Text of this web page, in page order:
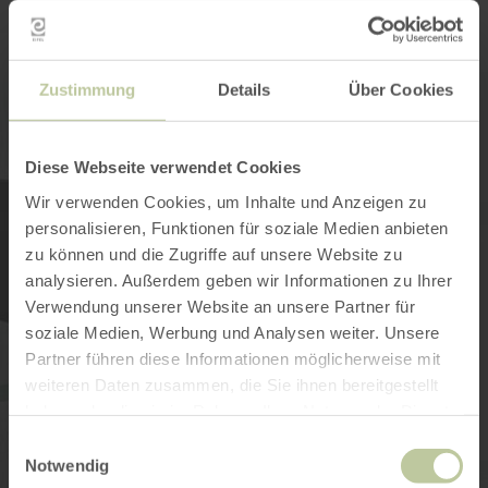
Zustimmung Details Über Cookies
Diese Webseite verwendet Cookies
Wir verwenden Cookies, um Inhalte und Anzeigen zu
personalisieren, Funktionen für soziale Medien anbieten
zu können und die Zugriffe auf unsere Website zu
analysieren. Außerdem geben wir Informationen zu Ihrer
Verwendung unserer Website an unsere Partner für
soziale Medien, Werbung und Analysen weiter. Unsere
Partner führen diese Informationen möglicherweise mit
weiteren Daten zusammen, die Sie ihnen bereitgestellt
Notwendig
E-Mail
DATENSCHUTZERKLÄRUNG*
Ich habe die
Datenschutzhinweise
gelesen und akzeptiere diese.
Sicherheitsabfrage*